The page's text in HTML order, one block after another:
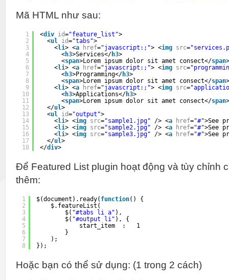
Mã HTML như sau:
1
2
3
4
5
6
7
8
9
10
11
12
13
14
15
16
17
18
<div id="feature_list">
<ul id="tabs">
<li> <a href="javascript:;"> <img src=
<h3>Services</h3>
<span>Lorem ipsum dolor sit amet consect</span
<li> <a href="javascript:;"> <img src=
<h3>Programming</h3>
<span>Lorem ipsum dolor sit amet consect</span
<li> <a href="javascript:;"> <img src=
<h3>Applications</h3>
<span>Lorem ipsum dolor sit amet consect</span
</ul>
<ul id="output">
<li> <img src="sample1.jpg" /> <a href="#">See
<li> <img src="sample2.jpg" /> <a href="#">See
<li> <img src="sample3.jpg" /> <a href="#">See
</ul>
</div>
Để Featured List plugin hoạt động và tùy chỉnh
thêm:
1
2
3
4
5
6
7
8
$(document).ready( function() {
$.featureList(
$( "#tabs li a" ),
$( "#output li" ), {
start_item  :   1
}
);
});
Hoặc bạn có thể sử dụng: (1 trong 2 cách)